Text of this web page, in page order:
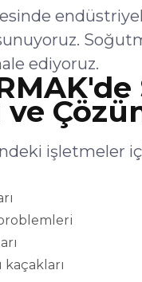
ediyoruz.
ve
işletmeler
kaçakları